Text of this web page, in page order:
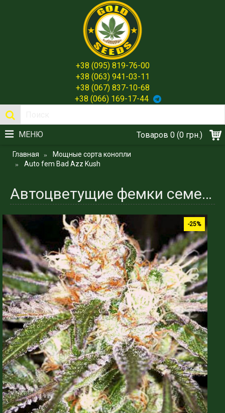
+38 (095) 819-76-00
+38 (063) 941-03-11
+38 (067) 837-10-68
+38 (066) 169-17-44
Товаров 0 (0 грн.)
МЕНЮ
Главная
Мощные сорта конопли
Auto fem Bad Azz Kush
Автоцветущие фемки семена каннабиса Bad Azz Kush - Spain Gold Seeds
-25%